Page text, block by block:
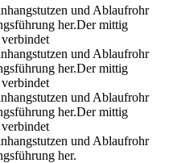
und Ablaufrohr
her.Der mittig
und Ablaufrohr
her.Der mittig
und Ablaufrohr
her.Der mittig
und Ablaufrohr
her.